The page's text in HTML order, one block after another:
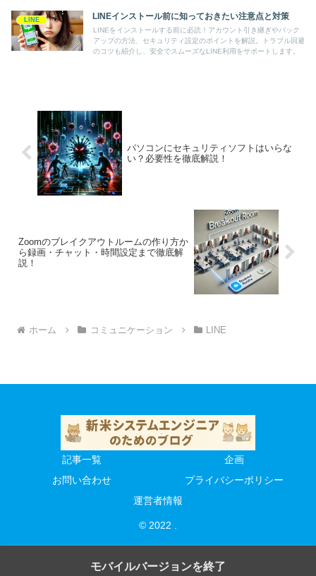
LINE LINEインストール前に知っておきたい注意点と対策
LINEをインストールする前に必読！アカウント引き継ぎやバック
アップの方法、セキュリティ設定のポイントを解説。トラブル回避
のコツも紹介し、安全でスムーズなLINE利用をサポートします。
パソコンにセキュリティソフトはいらな
い？必要性を徹底解説！
Zoomのブレイクアウトルームの作り方か
ら録画・チャット・時間設定まで徹底解
説！
ホーム コミュニケーション LINE
記事一覧
企画
お問い合わせ
プライバシーポリシー
運営者情報
© 2022 .
プライバシーポリ
モバイルバージョンを終了